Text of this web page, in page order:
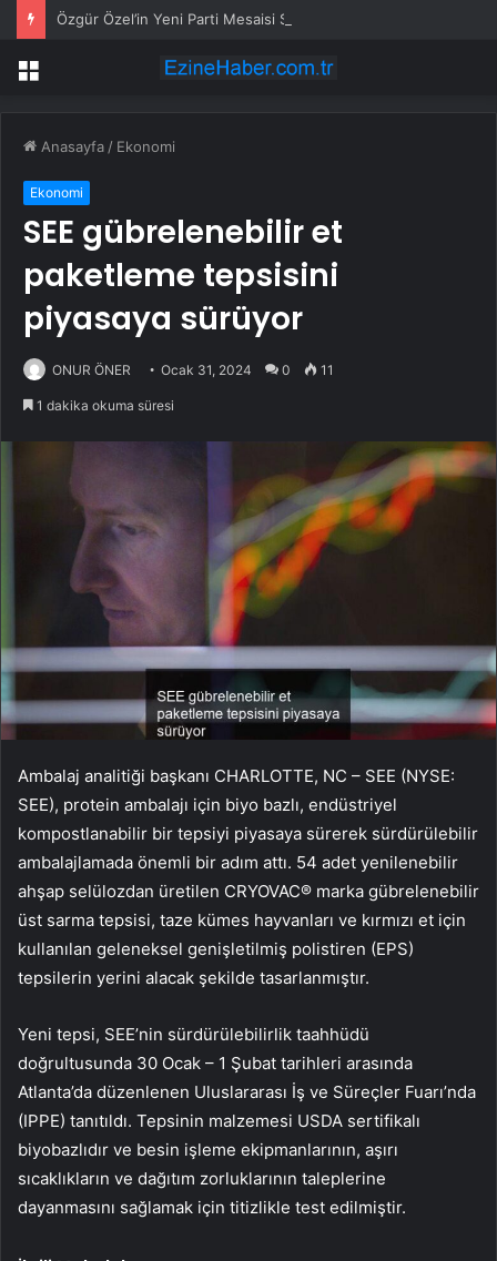
Menü
Anasayfa / Ekonomi
Ekonomi
SEE gübrelenebilir et
paketleme tepsisini
piyasaya sürüyor
ONUR ÖNER Ocak 31, 2024 0 11
1 dakika okuma süresi
Ambalaj analitiği başkanı CHARLOTTE, NC – SEE (NYSE:
SEE), protein ambalajı için biyo bazlı, endüstriyel
kompostlanabilir bir tepsiyi piyasaya sürerek sürdürülebilir
ambalajlamada önemli bir adım attı. 54 adet yenilenebilir
ahşap selülozdan üretilen CRYOVAC® marka gübrelenebilir
üst sarma tepsisi, taze kümes hayvanları ve kırmızı et için
kullanılan geleneksel genişletilmiş polistiren (EPS)
tepsilerin yerini alacak şekilde tasarlanmıştır.
Yeni tepsi, SEE’nin sürdürülebilirlik taahhüdü
doğrultusunda 30 Ocak – 1 Şubat tarihleri ​​arasında
Atlanta’da düzenlenen Uluslararası İş ve Süreçler Fuarı’nda
(IPPE) tanıtıldı. Tepsinin malzemesi USDA sertifikalı
biyobazlıdır ve besin işleme ekipmanlarının, aşırı
sıcaklıkların ve dağıtım zorluklarının taleplerine
dayanmasını sağlamak için titizlikle test edilmiştir.